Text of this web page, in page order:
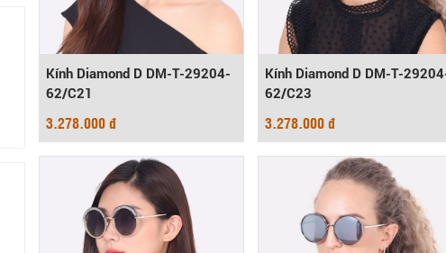
Kính Diamond D DM-T-29204-
62/C21
3.278.000 đ
Kính Diamond D DM-T-
62/C23
3.278.000 đ